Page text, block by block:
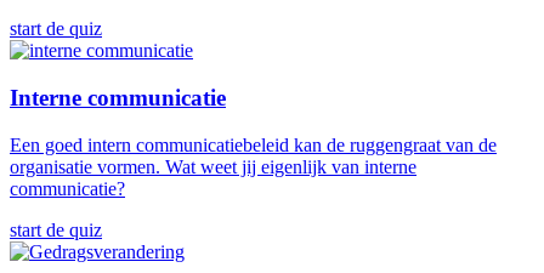
start de quiz
Interne communicatie
Een goed intern communicatiebeleid kan de ruggengraat van de
organisatie vormen. Wat weet jij eigenlijk van interne
communicatie?
start de quiz